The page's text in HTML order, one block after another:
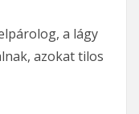
a lágy
azokat tilos